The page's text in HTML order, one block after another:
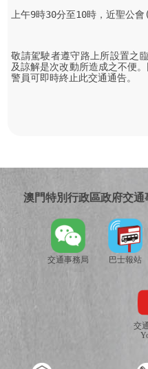
上午9時30分至10時，近聖公
敬請駕駛者遵守路上所設置之
及諒解是次改動所造成之不便
警員可即時終止此交通通告。
澳門特別行政區政府交通
交通事務局 巴士報站
交